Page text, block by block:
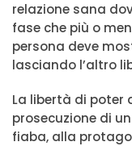
relazione sana
fase che più o
persona deve
lasciando l’altro
La libertà di poter
prosecuzione di
fiaba, alla